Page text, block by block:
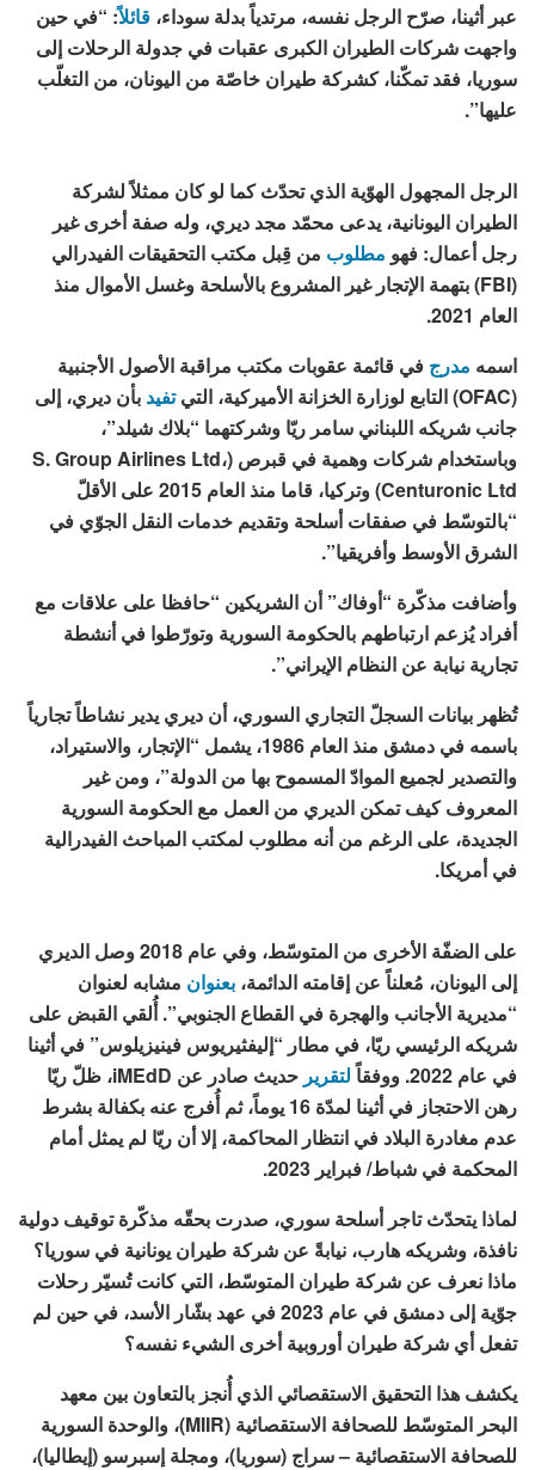
عبر أثينا، صرّح الرجل نفسه، مرتدياً بدلة سوداء، قائلاً: “في حين
واجهت شركات الطيران الكبرى عقبات في جدولة الرحلات إلى
سوريا، فقد تمكّنا، كشركة طيران خاصّة من اليونان، من التغلّب
عليها”.
الرجل المجهول الهوّية الذي تحدّث كما لو كان ممثلاً لشركة
الطيران اليونانية، يدعى محمّد مجد ديري، وله صفة أخرى غير
رجل أعمال: فهو مطلوب من قِبل مكتب التحقيقات الفيدرالي
(FBI) بتهمة الإتجار غير المشروع بالأسلحة وغسل الأموال منذ
العام 2021.
اسمه مدرج في قائمة عقوبات مكتب مراقبة الأصول الأجنبية
(OFAC) التابع لوزارة الخزانة الأميركية، التي
تفيد بأن ديري، إلى
جانب شريكه اللبناني سامر ريّا وشركتهما “بلاك شيلد”،
وباستخدام شركات وهمية في قبرص (S. Group Airlines Ltd،
Centuronic Ltd) وتركيا، قاما منذ العام 2015 على الأقلّ
“بالتوسّط في صفقات أسلحة وتقديم خدمات النقل الجوّي في
الشرق الأوسط وأفريقيا”.
وأضافت مذكّرة “أوفاك” أن الشريكين “حافظا على علاقات مع
أفراد يُزعم ارتباطهم بالحكومة السورية وتورّطوا في أنشطة
تجارية نيابة عن النظام الإيراني”.
تُظهر بيانات السجلّ التجاري السوري، أن ديري يدير نشاطاً تجارياً
باسمه في دمشق منذ العام 1986، يشمل “الإتجار، والاستيراد،
والتصدير لجميع الموادّ المسموح بها من الدولة”، ومن غير
المعروف كيف تمكن الديري من العمل مع الحكومة السورية
الجديدة، على الرغم من أنه مطلوب لمكتب المباحث الفيدرالية
في أمريكا.
على الضفّة الأخرى من المتوسّط، وفي عام 2018 وصل الديري
إلى اليونان، مُعلناً عن إقامته الدائمة، بعنوان مشابه لعنوان
“مديرية الأجانب والهجرة في القطاع الجنوبي”. أُلقي القبض على
شريكه الرئيسي ريّا، في مطار “إليفثيريوس فينيزيلوس” في أثينا
في عام 2022. ووفقاً
لتقرير
حديث صادر عن iMEdD، ظلّ ريّا
رهن الاحتجاز في أثينا لمدّة 16 يوماً، ثم أُفرج عنه بكفالة بشرط
عدم مغادرة البلاد في انتظار المحاكمة، إلا أن ريّا لم يمثل أمام
المحكمة في شباط/ فبراير 2023.
لماذا يتحدّث تاجر أسلحة سوري، صدرت بحقّه مذكّرة توقيف دولية
نافذة، وشريكه هارب، نيابةً عن شركة طيران يونانية في سوريا؟
ماذا نعرف عن شركة طيران المتوسّط، التي كانت تُسيّر رحلات
جوّية إلى دمشق في عام 2023 في عهد بشّار الأسد، في حين لم
تفعل أي شركة طيران أوروبية أخرى الشيء نفسه؟
يكشف هذا التحقيق الاستقصائي الذي أُنجز بالتعاون بين معهد
البحر المتوسّط للصحافة الاستقصائية (MIIR)، والوحدة السورية
للصحافة الاستقصائية – سراج (سوريا)، ومجلة إسبرسو (إيطاليا)،